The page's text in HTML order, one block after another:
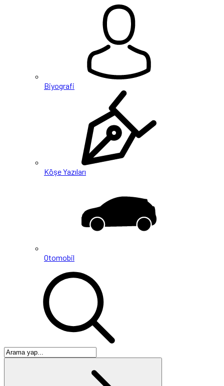
Biyografi
Köşe Yazıları
Otomobil